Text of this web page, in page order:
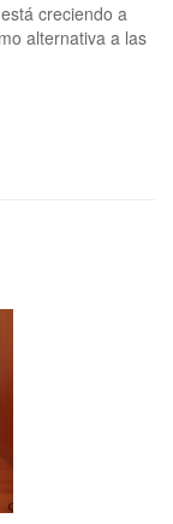
creciendo a
alternativa a las